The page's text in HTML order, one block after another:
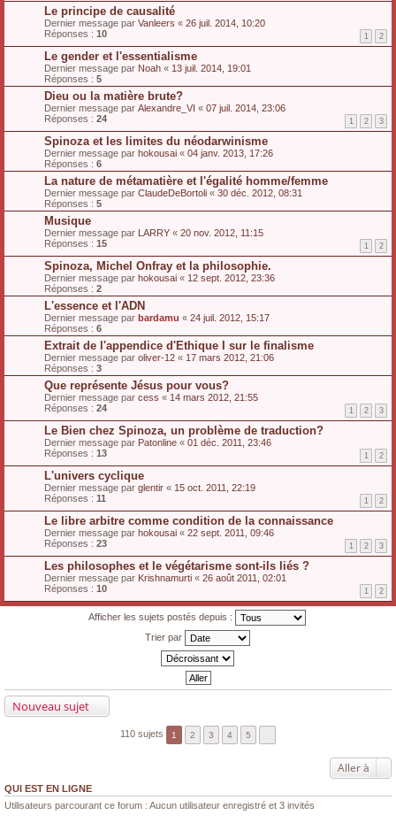
Le principe de causalité
Dernier message par Vanleers « 26 juil. 2014, 10:20
Réponses : 10 1 2
Le gender et l'essentialisme
Dernier message par Noah « 13 juil. 2014, 19:01
Réponses : 5
Dieu ou la matière brute?
Dernier message par Alexandre_VI « 07 juil. 2014, 23:06
Réponses : 24 1 2 3
Spinoza et les limites du néodarwinisme
Dernier message par hokousai « 04 janv. 2013, 17:26
Réponses : 6
La nature de métamatière et l'égalité homme/femme
Dernier message par ClaudeDeBortoli « 30 déc. 2012, 08:31
Réponses : 5
Musique
Dernier message par LARRY « 20 nov. 2012, 11:15
Réponses : 15 1 2
Spinoza, Michel Onfray et la philosophie.
Dernier message par hokousai « 12 sept. 2012, 23:36
Réponses : 2
L'essence et l'ADN
Dernier message par bardamu « 24 juil. 2012, 15:17
Réponses : 6
Extrait de l'appendice d'Ethique I sur le finalisme
Dernier message par oliver-12 « 17 mars 2012, 21:06
Réponses : 3
Que représente Jésus pour vous?
Dernier message par cess « 14 mars 2012, 21:55
Réponses : 24 1 2 3
Le Bien chez Spinoza, un problème de traduction?
Dernier message par Patonline « 01 déc. 2011, 23:46
Réponses : 13 1 2
L'univers cyclique
Dernier message par glentir « 15 oct. 2011, 22:19
Réponses : 11 1 2
Le libre arbitre comme condition de la connaissance
Dernier message par hokousai « 22 sept. 2011, 09:46
Réponses : 23 1 2 3
Les philosophes et le végétarisme sont-ils liés ?
Dernier message par Krishnamurti « 26 août 2011, 02:01
Réponses : 10 1 2
Afficher les sujets postés depuis :
Trier par
Nouveau sujet
110 sujets 1 2 3 4 5
Aller à
QUI EST EN LIGNE
Utilisateurs parcourant ce forum : Aucun utilisateur enregistré et 3 invités